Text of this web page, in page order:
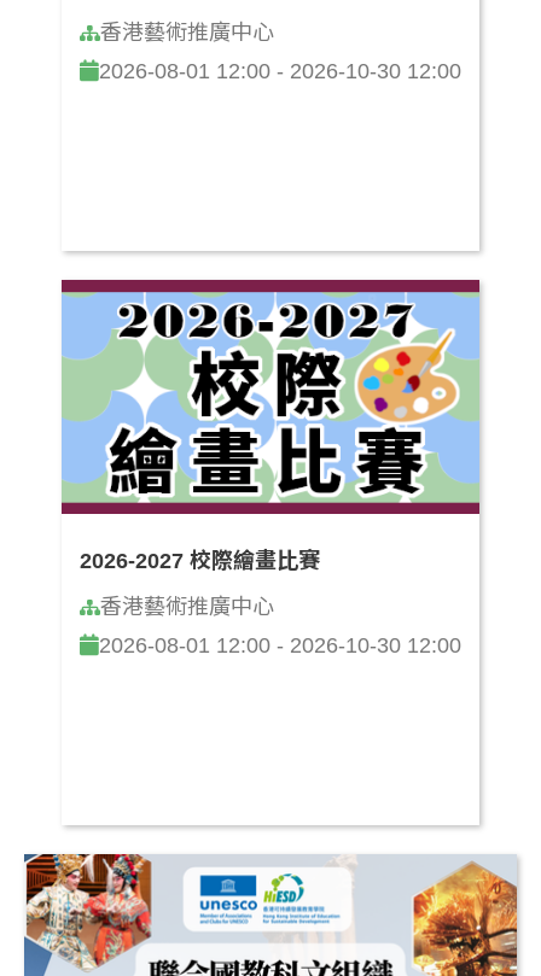
香港藝術推廣中心
2026-08-01 12:00 - 2026-10-30 12:00
2026-2027 校際繪畫比賽
香港藝術推廣中心
2026-08-01 12:00 - 2026-10-30 12:00